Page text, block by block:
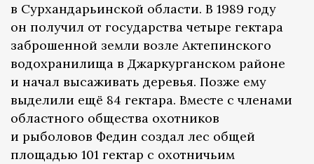
в Сурхандарьинской области. В 1989 году
он получил от государства четыре гектара
заброшенной земли возле Актепинского
водохранилища в Джаркурганском районе
и начал высаживать деревья. Позже ему
выделили ещё 84 гектара. Вместе с членами
областного общества охотников
и рыболовов Федин создал лес общей
площадью 101 гектар с охотничьим